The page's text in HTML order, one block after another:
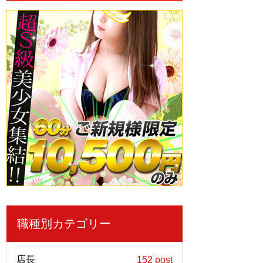
職種別カテゴリー
店長 152 post